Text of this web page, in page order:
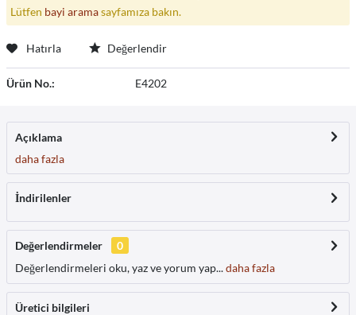
Lütfen bayi aramasayfamıza bakın.
Hatırla Değerlendir
Ürün No.: E4202
Açıklama
daha fazla
İndirilenler
Değerlendirmeler
0
Değerlendirmeleri oku, yaz ve yorum yap...daha fazla
Üretici bilgileri